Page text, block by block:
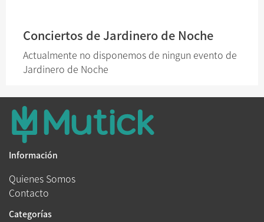
Conciertos de Jardinero de Noche
Actualmente no disponemos de ningun evento de
Jardinero de Noche
Información
Quienes Somos
Contacto
Categorías